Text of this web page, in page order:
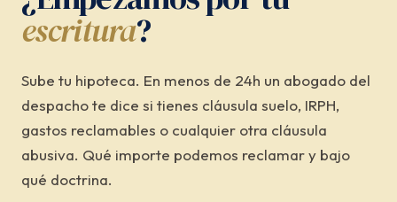
escritura?
Sube tu hipoteca. En menos de 24h un abogado del
despacho te dice si tienes cláusula suelo, IRPH,
gastos reclamables o cualquier otra cláusula
abusiva. Qué importe podemos reclamar y bajo
qué doctrina.